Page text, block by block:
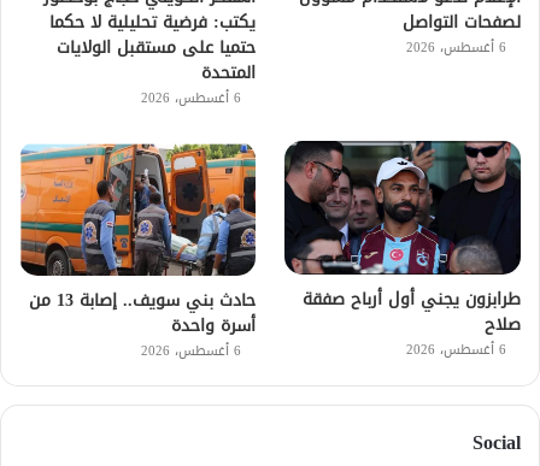
لصفحات التواصل
6 أغسطس، 2026
يكتب: فرضية تحليلية لا حكما
حتميا على مستقبل الولايات
المتحدة
6 أغسطس، 2026
طرابزون يجني أول أرباح صفقة
صلاح
6 أغسطس، 2026
حادث بني سويف.. إصابة 13 من
أسرة واحدة
6 أغسطس، 2026
Social